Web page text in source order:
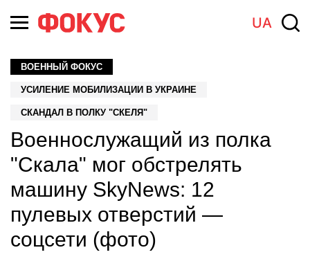
UA
ВОЕННЫЙ ФОКУС
УСИЛЕНИЕ МОБИЛИЗАЦИИ В УКРАИНЕ
СКАНДАЛ В ПОЛКУ "СКЕЛЯ"
Военнослужащий из полка
"Скала" мог обстрелять
машину SkyNews: 12
пулевых отверстий —
соцсети (фото)